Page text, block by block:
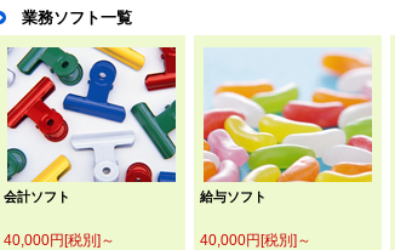
業務ソフト一覧
会計ソフト
40,000円[税別]～
給与ソフト
40,000円[税別]～